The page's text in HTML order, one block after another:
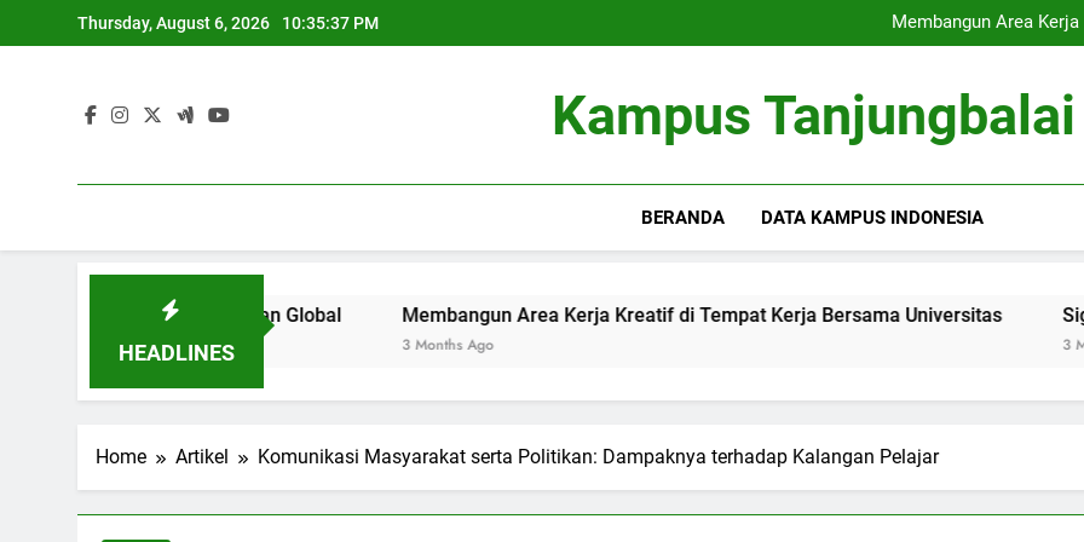
to
Thursday, August 6, 2026 10:35:38 PM
Membangun Area
Signifikansi Cinta
Membangun Area
Signifikansi Cinta
Kampus Tanjungbalai
BERANDA DATA KAMPUS INDONESIA
HEADLINES
di Zaman Global Membangun Area Kerja Kreatif di Tempat Kerja Bersama Universitas Signifikansi
Home Artikel Komunikasi Masyarakat serta Politikan: Dampaknya terhadap Kalangan Pelajar